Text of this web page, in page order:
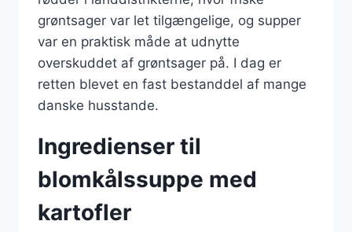
grøntsager var let tilgængelige, og supper
var en praktisk måde at udnytte
overskuddet af grøntsager på. I dag er
retten blevet en fast bestanddel af mange
danske husstande.
Ingredienser til
blomkålssuppe med
kartofler